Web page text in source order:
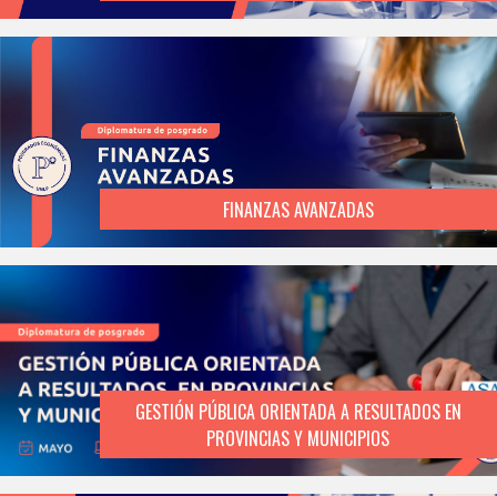
FINANZAS AVANZADAS
GESTIÓN PÚBLICA ORIENTADA A RESULTADOS EN
PROVINCIAS Y MUNICIPIOS